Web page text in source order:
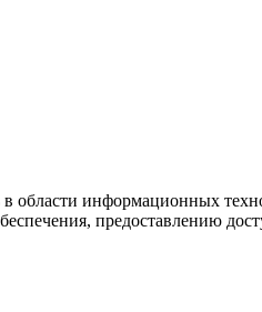
информационных
предоставлению